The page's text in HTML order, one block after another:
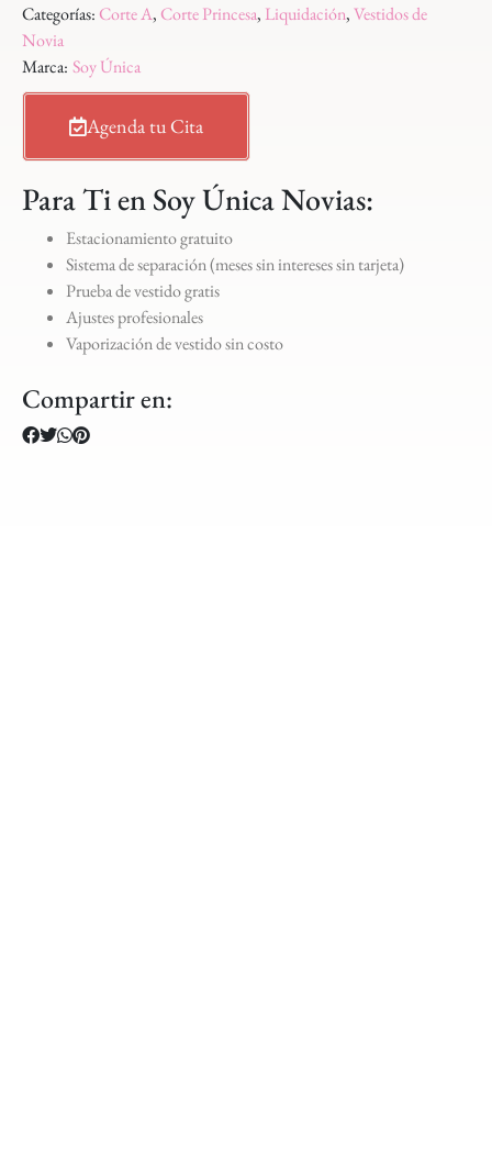
Categorías:Corte A,Corte Princesa, Liquidación,Vestidos de
Novia
Marca: Soy Única
Agenda tu Cita
Para Ti en Soy Única Novias:
Estacionamiento gratuito
Sistema de separación (meses sin intereses sin tarjeta)
Prueba de vestido gratis
Ajustes profesionales
Vaporización de vestido sin costo
Compartir en: